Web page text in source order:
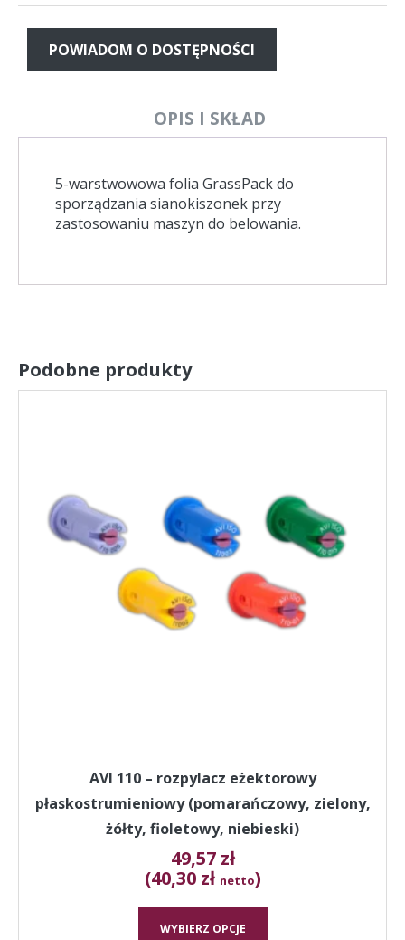
POWIADOM O DOSTĘPNOŚCI
OPIS I SKŁAD
5-warstwowowa folia GrassPack do
sporządzania sianokiszonek przy
zastosowaniu maszyn do belowania.
Podobne produkty
AVI 110 – rozpylacz eżektorowy
płaskostrumieniowy (pomarańczowy, zielony,
żółty, fioletowy, niebieski)
49,57 zł
(40,30 zł netto)
WYBIERZ OPCJE
Opcje
można
wybrać
na
stronie
produktu